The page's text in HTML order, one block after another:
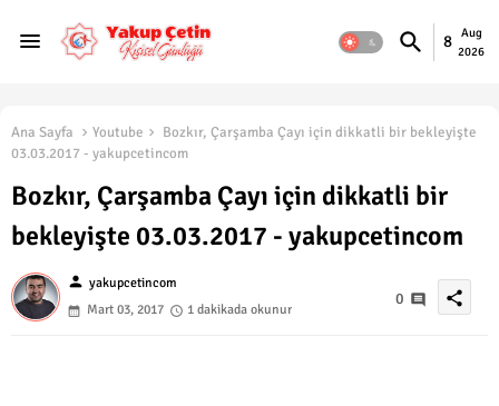
8
Aug
2026
Ana Sayfa Youtube
Bozkır, Çarşamba Çayı için dikkatli bir bekleyişte
03.03.2017 - yakupcetincom
Bozkır, Çarşamba Çayı için dikkatli bir
bekleyişte 03.03.2017 - yakupcetincom
person yakupcetincom
Mart 03, 2017
1 dakikada okunur
0 share